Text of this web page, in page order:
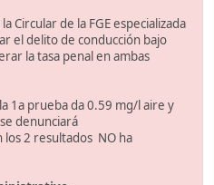
Circular de la FGE especializada
el delito de conducción bajo
la tasa penal en ambas
1a prueba da 0.59 mg/l aire y
denunciará
2 resultados NO ha